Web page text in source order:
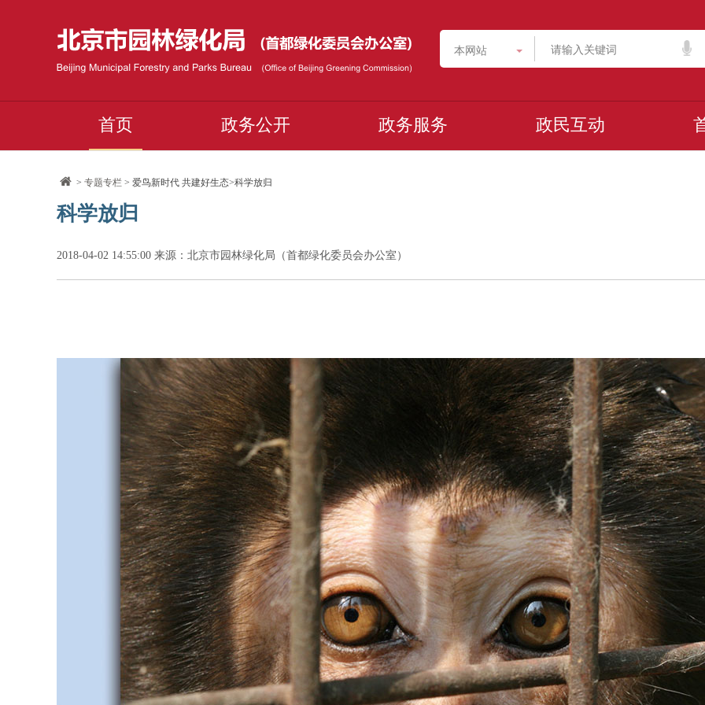
本网站
首页 政务公开 政务服务 政民互动
>专题专栏 > 爱鸟新时代 共建好生态>科学放归
科学放归
2018-04-02 14:55:00 来源：北京市园林绿化局（首都绿化委员会办公室）